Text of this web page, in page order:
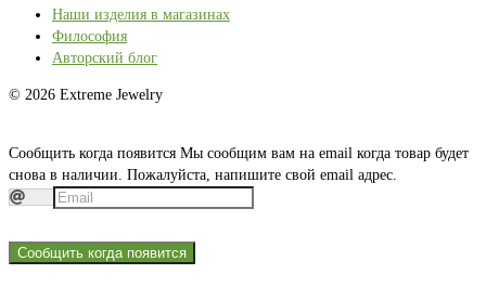
Наши изделия в магазинах
Философия
Авторский блог
© 2026 Extreme Jewelry
Сообщить когда появится Мы сообщим вам на email когда товар будет
снова в наличии. Пожалуйста, напишите свой email адрес.
Сообщить когда появится